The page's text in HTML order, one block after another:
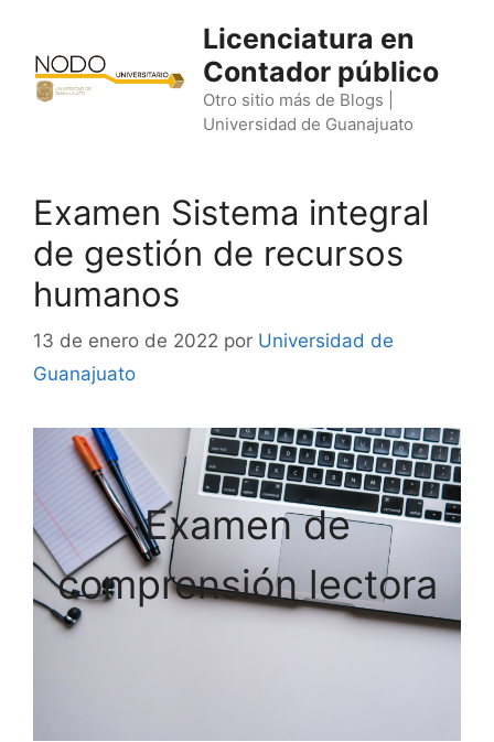
contenido
Licenciatura en
Contador público
Otro sitio más de Blogs |
Universidad de Guanajuato
Examen Sistema integral
de gestión de recursos
humanos
13 de enero de 2022 por Universidad de
Guanajuato
Examen de
comprensión lectora